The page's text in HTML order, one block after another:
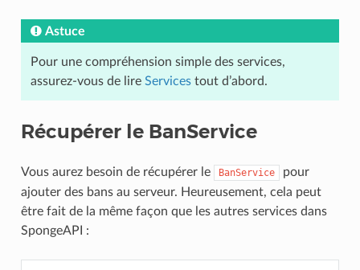
Astuce
Pour une compréhension simple des services,
assurez-vous de lire Servicestout d’abord.
Récupérer le BanService
Vous aurez besoin de récupérer le BanService
pour
ajouter des bans au serveur. Heureusement, cela peut
être fait de la même façon que les autres services dans
SpongeAPI :